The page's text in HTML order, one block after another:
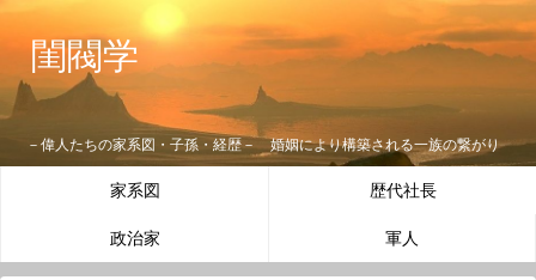
閨閥学
－偉人たちの家系図・子孫・経歴－ 婚姻により構築される一族の繋がり
家系図 歴代社長
政治家 軍人